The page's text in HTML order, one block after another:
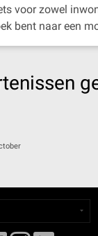
voor zowel
bent naar een